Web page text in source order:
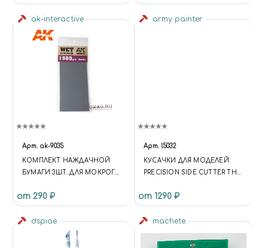
ak-interactive
Арт. ak-9035
КОМПЛЕКТ НАЖДАЧНОЙ
БУМАГИ 3ШТ. ДЛЯ МОКРОГО
от 290 ₽
army painter
Арт. l5032
КУСАЧКИ ДЛЯ МОДЕЛЕЙ
PRECISION SIDE CUTTER THE
от 1290 ₽
dspiae machete